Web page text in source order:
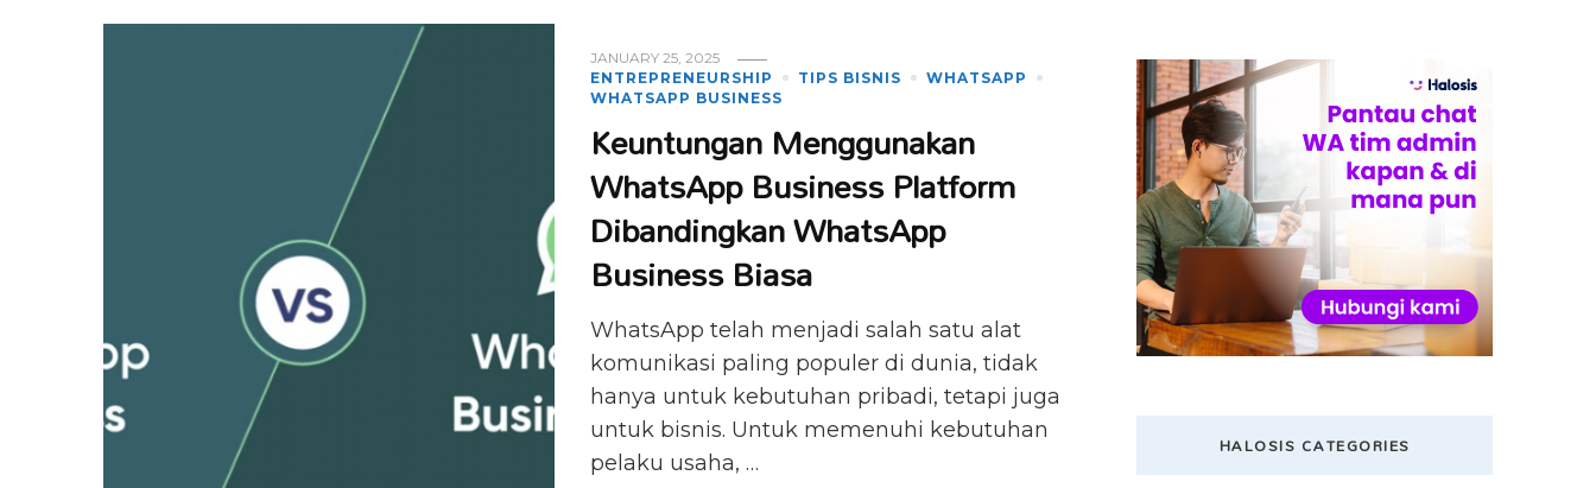
JANUARY 25, 2025
ENTREPRENEURSHIP
TIPS BISNIS
WHATSAPP
WHATSAPP BUSINESS
Keuntungan Menggunakan
WhatsApp Business Platform
Dibandingkan WhatsApp
Business Biasa
WhatsApp telah menjadi salah satu alat
komunikasi paling populer di dunia, tidak
hanya untuk kebutuhan pribadi, tetapi juga
untuk bisnis. Untuk memenuhi kebutuhan
pelaku usaha, …
HALOSIS CATEGORIES